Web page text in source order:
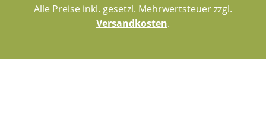
Alle Preise inkl. gesetzl. Mehrwertsteuer zzgl.
Versandkosten.